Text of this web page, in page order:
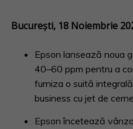
București, 18 Noiembrie
Epson lansează noua
40–60 ppm pentru a
furniza o suită
business cu jet de
Epson încetează